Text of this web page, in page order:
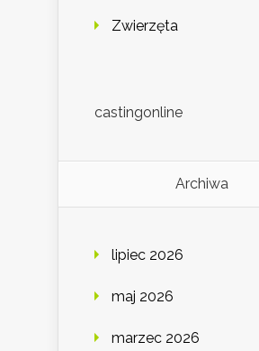
Zwierzęta
castingonline
Archiwa
lipiec 2026
maj 2026
marzec 2026